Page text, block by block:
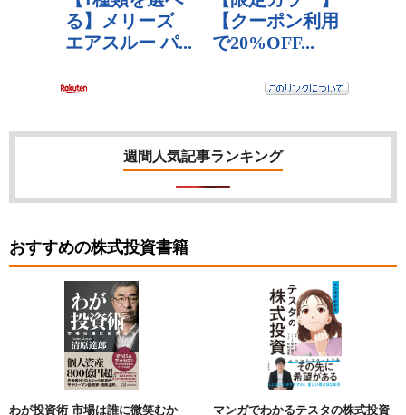
週間人気記事ランキング
おすすめの株式投資書籍
わが投資術 市場は誰に微笑むか マンガでわかるテスタの株式投資